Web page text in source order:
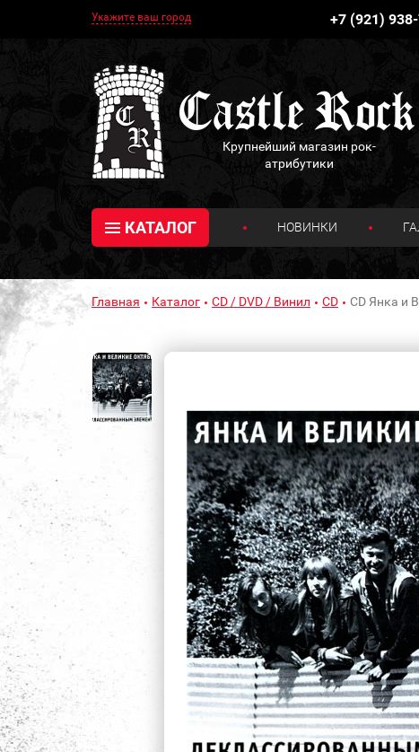
Укажите ваш город +7 (921)
Крупнейший магазин рок-
атрибутики
КАТАЛОГ НОВИНКИ
Главная Каталог CD / DVD / Винил CD CD Янка и